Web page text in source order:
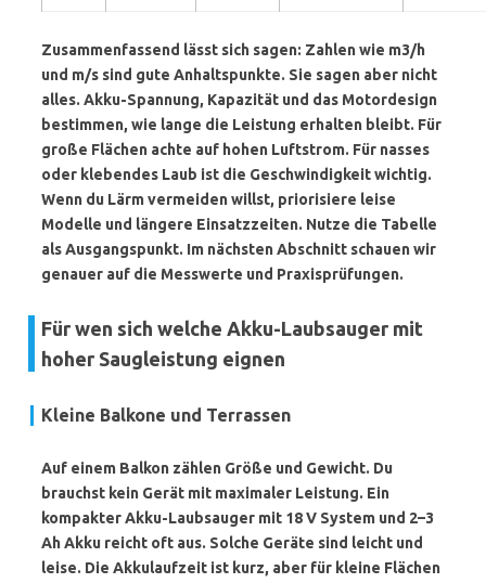
Zusammenfassend lässt sich sagen: Zahlen wie m3/h
und m/s sind gute Anhaltspunkte. Sie sagen aber nicht
alles. Akku-Spannung, Kapazität und das Motordesign
bestimmen, wie lange die Leistung erhalten bleibt. Für
große Flächen achte auf hohen Luftstrom. Für nasses
oder klebendes Laub ist die Geschwindigkeit wichtig.
Wenn du Lärm vermeiden willst, priorisiere leise
Modelle und längere Einsatzzeiten. Nutze die Tabelle
als Ausgangspunkt. Im nächsten Abschnitt schauen wir
genauer auf die Messwerte und Praxisprüfungen.
Für wen sich welche Akku-Laubsauger mit
hoher Saugleistung eignen
Kleine Balkone und Terrassen
Auf einem Balkon zählen Größe und Gewicht. Du
brauchst kein Gerät mit maximaler Leistung. Ein
kompakter Akku-Laubsauger mit 18 V System und 2–3
Ah Akku reicht oft aus. Solche Geräte sind leicht und
leise. Die Akkulaufzeit ist kurz, aber für kleine Flächen